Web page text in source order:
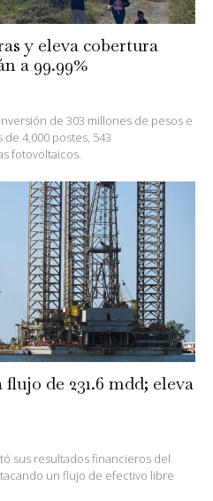
y eleva cobertura
a 99.99%
de 303 millones de pesos e
4,000 postes, 543
fotovoltaicos.
de 231.6 mdd; eleva
sus resultados financieros del
un flujo de efectivo libre